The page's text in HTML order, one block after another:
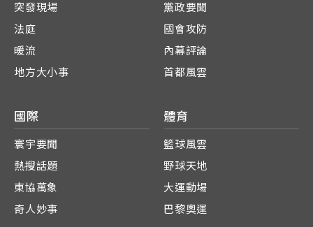
突發現場
法庭
暖流
地方大小事
黨政要聞
國會攻防
內幕評論
首都風雲
國際
寰宇要聞
熱搜話題
東協萬象
奇人妙事
體育
籃球風雲
野球天地
大運動場
巴黎奧運